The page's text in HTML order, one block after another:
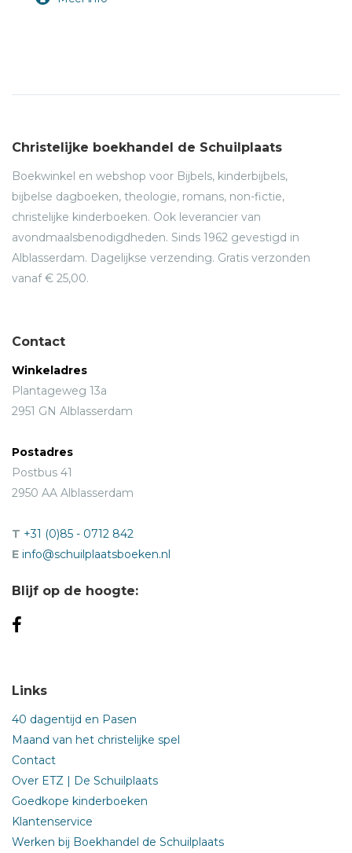
Christelijke boekhandel de Schuilplaats
Boekwinkel en webshop voor Bijbels, kinderbijbels,
bijbelse dagboeken, theologie, romans, non-fictie,
christelijke kinderboeken. Ook leverancier van
avondmaalsbenodigdheden. Sinds 1962 gevestigd in
Alblasserdam. Dagelijkse verzending. Gratis verzonden
vanaf € 25,00.
Contact
Winkeladres
Plantageweg 13a
2951 GN Alblasserdam
Postadres
Postbus 41
2950 AA Alblasserdam
T +31 (0)85 - 0712 842
E info@schuilplaatsboeken.nl
Blijf op de hoogte:
Links
40 dagentijd en Pasen
Maand van het christelijke spel
Contact
Over ETZ | De Schuilplaats
Goedkope kinderboeken
Klantenservice
Werken bij Boekhandel de Schuilplaats